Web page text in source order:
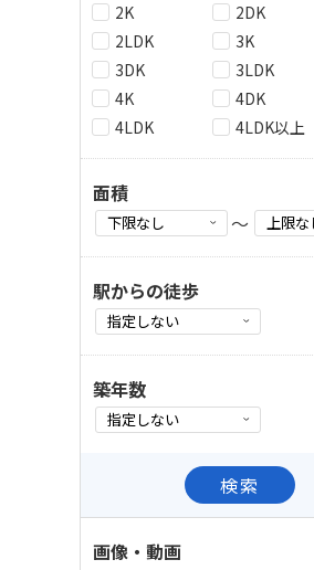
2K
2DK
2LDK
3K
3DK
3LDK
4K
4DK
4LDK
4LDK以上
面積
～
駅からの徒歩
築年数
検索
画像・動画